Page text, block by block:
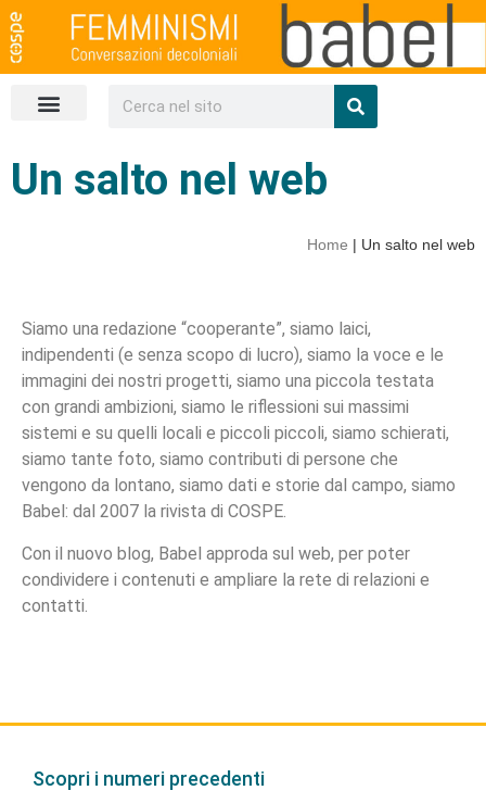
Un salto nel web
Home Un salto nel web
Siamo una redazione “cooperante”, siamo laici,
indipendenti (e senza scopo di lucro), siamo la voce e le
immagini dei nostri progetti, siamo una piccola testata
con grandi ambizioni, siamo le riflessioni sui massimi
sistemi e su quelli locali e piccoli piccoli, siamo schierati,
siamo tante foto, siamo contributi di persone che
vengono da lontano, siamo dati e storie dal campo, siamo
Babel: dal 2007 la rivista di COSPE.
Con il nuovo blog, Babel approda sul web, per poter
condividere i contenuti e ampliare la rete di relazioni e
contatti.
Scopri i numeri precedenti